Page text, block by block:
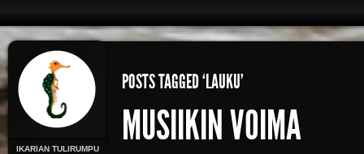
IKARIAN TULIRUMPU
POSTS TAGGED ‘LAUKU’
MUSIIKIN VOIMA